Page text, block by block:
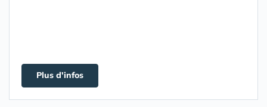
Plus d'infos